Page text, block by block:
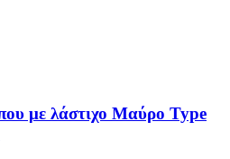
με λάστιχο Μαύρο Type